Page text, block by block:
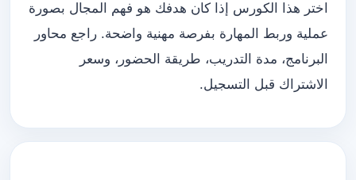
اختر هذا الكورس إذا كان هدفك هو فهم المجال بصورة
عملية وربط المهارة بفرصة مهنية واضحة. راجع محاور
البرنامج، مدة التدريب، طريقة الحضور، وسعر
الاشتراك قبل التسجيل.